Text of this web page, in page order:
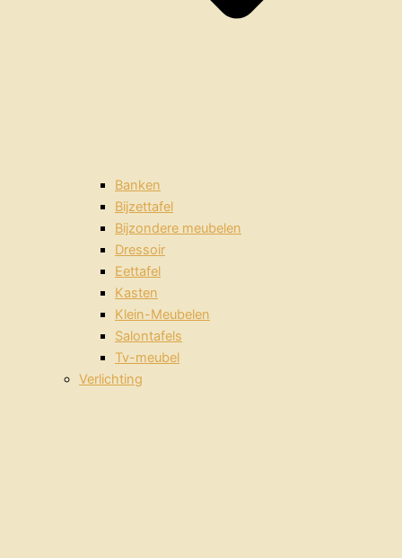
Banken
Bijzettafel
Bijzondere meubelen
Dressoir
Eettafel
Kasten
Klein-Meubelen
Salontafels
Tv-meubel
Verlichting